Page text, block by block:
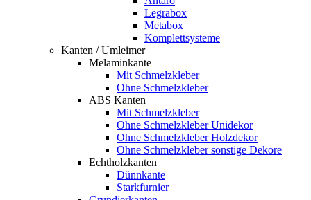
Legrabox
Metabox
Komplettsysteme
Kanten / Umleimer
Melaminkante
Mit Schmelzkleber
Ohne Schmelzkleber
ABS Kanten
Mit Schmelzkleber
Ohne Schmelzkleber Unidekor
Ohne Schmelzkleber Holzdekor
Ohne Schmelzkleber sonstige Dekore
Echtholzkanten
Dünnkante
Starkfurnier